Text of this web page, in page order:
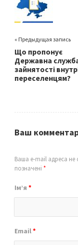
k
« Предыдущая запись
Що пропонує
Державна
зайнятості
переселенцям?
Ваш
Ваша e-mail адреса
позначені *
Ім’я *
Email*